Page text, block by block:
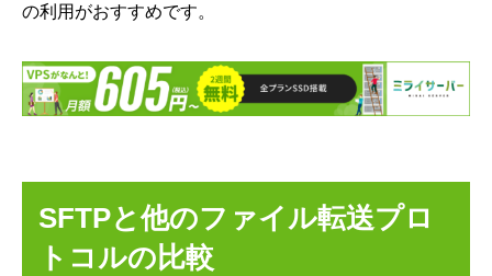
の利用がおすすめです。
SFTPと他のファイル転送プロ
トコルの比較